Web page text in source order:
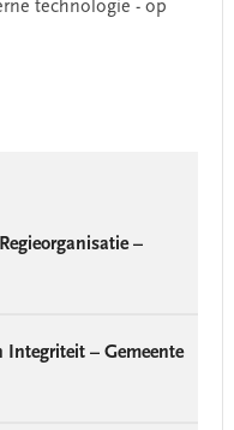
technologie - op
–
– Gemeente